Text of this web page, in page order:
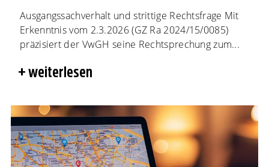
Ausgangssachverhalt und strittige Rechtsfrage Mit
Erkenntnis vom 2.3.2026 (GZ Ra 2024/15/0085)
präzisiert der VwGH seine Rechtsprechung zum...
weiterlesen